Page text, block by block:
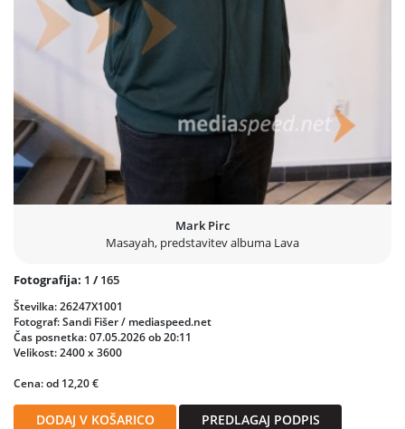
Mark Pirc
Masayah, predstavitev albuma Lava
Fotografija: 1 /165
Številka: 26247X1001
Fotograf: Sandi Fišer / mediaspeed.net
Čas posnetka: 07.05.2026 ob 20:11
Velikost: 2400 x 3600
Cena: od 12,20 €
DODAJ V KOŠARICO PREDLAGAJ PODPIS